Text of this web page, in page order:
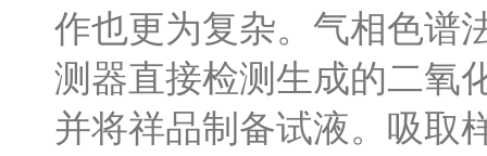
作也更为复杂。气相色谱
测器直接检测生成的二氧
并将祥品制备试液。吸取